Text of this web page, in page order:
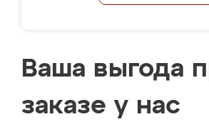
Ваша выгода
заказе у нас